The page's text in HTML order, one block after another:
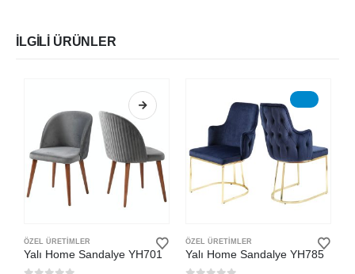
İLGILI ÜRÜNLER
ÖZEL ÜRETİMLER
Yalı Home Sandalye YH701
ÖZEL ÜRETİMLER
Yalı Home Sandalye YH785